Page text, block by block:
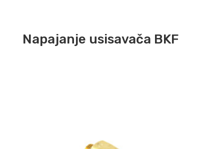
Napajanje usisavača BKF